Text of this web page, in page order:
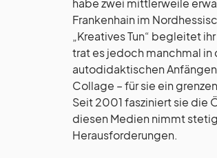
habe zwei mittlerweile
Frankenhain im
„Kreatives Tun“ begleitet
trat es jedoch manchmal
autodidaktischen
Collage – für sie ein
Seit 2001 fasziniert sie die
diesen Medien nimmt
Herausforderungen.